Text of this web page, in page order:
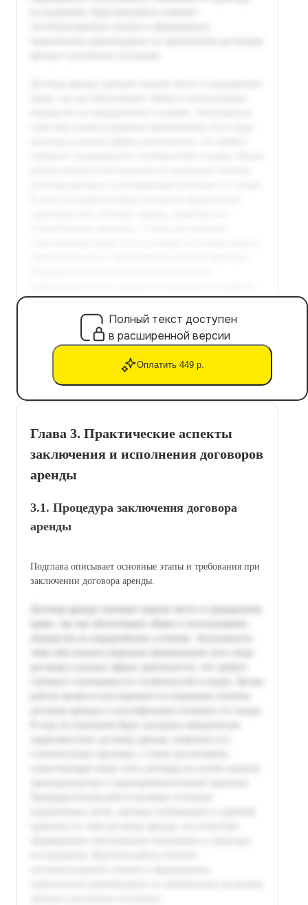
Полный текст доступен
в расширенной версии
Оплатить 449 р.
Глава 3. Практические аспекты
заключения и исполнения договоров
аренды
3.1. Процедура заключения договора
аренды
Подглава описывает основные этапы и требования при
заключении договора аренды.